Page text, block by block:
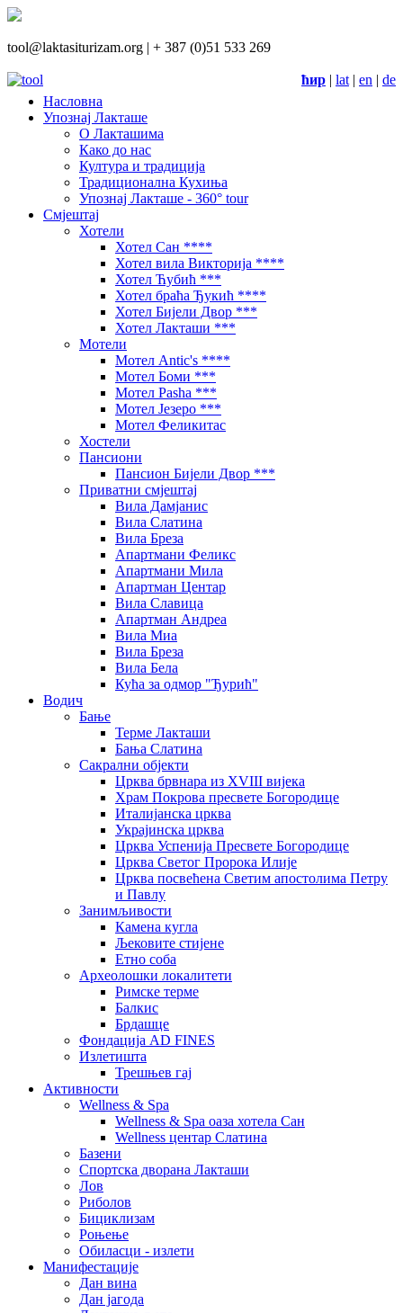
tool@laktasiturizam.org | + 387 (0)51 533 269
ћир | lat | en | de
Насловна
Упознај Лакташе
О Лакташима
Како до нас
Култура и традиција
Традиционална Кухиња
Упознај Лакташе - 360° tour
Смјештај
Хотели
Хотел Сан ****
Хотел вила Викторија ****
Хотел Ћубић ***
Хотел браћа Ђукић ****
Хотел Бијели Двор ***
Хотел Лакташи ***
Мотели
Мотел Antic's ****
Мотел Боми ***
Мотел Pasha ***
Мотел Језеро ***
Мотел Феликитас
Хостели
Пансиони
Пансион Бијели Двор ***
Приватни смјештај
Вила Дамјанис
Вила Слатина
Вила Бреза
Апартмани Феликс
Апартмани Мила
Апартман Центар
Вила Славица
Апартман Андреа
Вила Миа
Вила Бреза
Вила Бела
Кућа за одмор "Ђурић"
Водич
Бање
Терме Лакташи
Бања Слатина
Сакрални објекти
Црква брвнара из XVIII вијека
Храм Покрова пресвете Богородице
Италијанска црква
Украјинска црква
Црква Успенија Пресвете Богородице
Црква Светог Пророка Илије
Црква посвећена Светим апостолима Петру
и Павлу
Занимљивости
Камена кугла
Љековите стијене
Етно соба
Археолошки локалитети
Римске терме
Балкис
Брдашце
Фондација AD FINES
Излетишта
Трешњев гај
Активности
Wellness & Spa
Wellness & Spa оаза хотела Сан
Wellness центар Слатина
Базени
Спортска дворана Лакташи
Лов
Риболов
Бициклизам
Роњење
Обиласци - излети
Манифестације
Дан вина
Дан јагода